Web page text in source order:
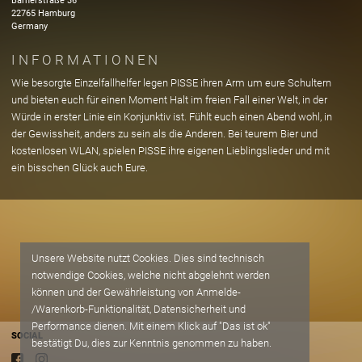
22765 Hamburg
Germany
INFORMATIONEN
Wie besorgte Einzelfallhelfer legen PISSE ihren Arm um eure Schultern
und bieten euch für einen Moment Halt im freien Fall einer Welt, in der
Würde in erster Linie ein Konjunktiv ist. Fühlt euch einen Abend wohl, in
der Gewissheit, anders zu sein als die Anderen. Bei teurem Bier und
kostenlosen WLAN, spielen PISSE ihre eigenen Lieblingslieder und mit
ein bisschen Glück auch Eure.
SOCIAL
Unsere Website nutzt Cookies. Dies sind technisch
notwendige Cookies, welche nicht abgelehnt werden
können und der Gewährleistung von Anmelde-
/Warenkorb-Funktionalität, Datensicherheit und
Performance dienen. Mit einem Klick auf "Das ist ok"
bestätigt Du, dies zur Kenntnis genommen zu haben.